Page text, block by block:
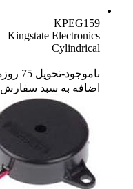
KPEG159
Kingstate Electronics
Cylindrical
ناموجود-تحویل 75 روزه
اضافه به سبد سفارش